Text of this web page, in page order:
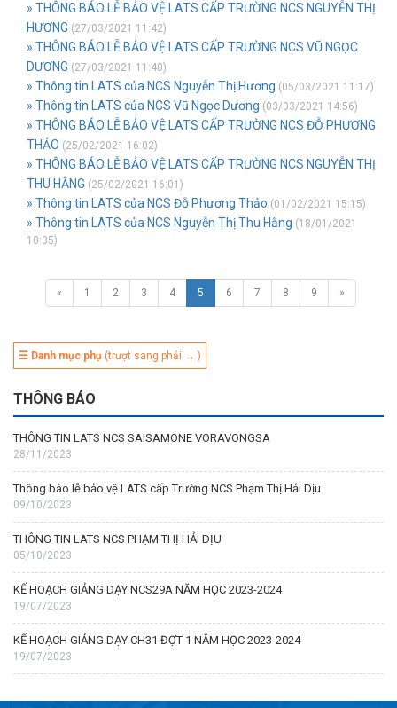
» THÔNG BÁO LỄ BẢO VỆ LATS CẤP TRƯỜNG NCS NGUYỄN THỊ
HƯƠNG (27/03/2021 11:42)
» THÔNG BÁO LỄ BẢO VỆ LATS CẤP TRƯỜNG NCS VŨ NGỌC
DƯƠNG (27/03/2021 11:40)
» Thông tin LATS của NCS Nguyễn Thị Hương (05/03/2021 11:17)
» Thông tin LATS của NCS Vũ Ngọc Dương (03/03/2021 14:56)
» THÔNG BÁO LỄ BẢO VỆ LATS CẤP TRƯỜNG NCS ĐỖ PHƯƠNG
THẢO (25/02/2021 16:02)
» THÔNG BÁO LỄ BẢO VỆ LATS CẤP TRƯỜNG NCS NGUYỄN THỊ
THU HẰNG (25/02/2021 16:01)
» Thông tin LATS của NCS Đỗ Phương Thảo (01/02/2021 15:15)
» Thông tin LATS của NCS Nguyễn Thị Thu Hằng (18/01/2021
10:35)
« 1 2 3 4 5 6 7 8 9 »
☰ Danh mục phụ (trượt sang phải → )
THÔNG BÁO
THÔNG TIN LATS NCS SAISAMONE VORAVONGSA
28/11/2023
Thông báo lễ bảo vệ LATS cấp Trường NCS Phạm Thị Hải Dịu
09/10/2023
THÔNG TIN LATS NCS PHẠM THỊ HẢI DỊU
05/10/2023
KẾ HOẠCH GIẢNG DẠY NCS29A NĂM HỌC 2023-2024
19/07/2023
KẾ HOẠCH GIẢNG DẠY CH31 ĐỢT 1 NĂM HỌC 2023-2024
19/07/2023